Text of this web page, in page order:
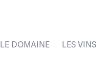
LE DOMAINE LES VINS